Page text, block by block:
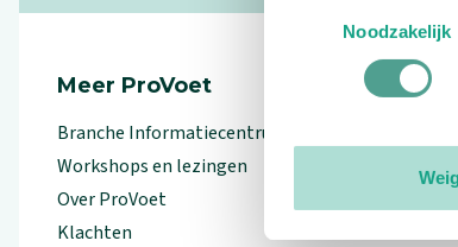
Noodzakelijk
Meer ProVoet
Branche Informatiecentrum
Workshops en lezingen
Over ProVoet
Klachten